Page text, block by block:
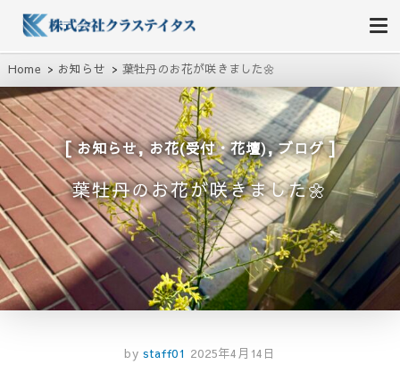
株式会社クラステイタス
地域のコミュニティーを大切にする企業
Home お知らせ 葉牡丹のお花が咲きました🌼
お知らせ,お花(受付・花壇),ブログ
葉牡丹のお花が咲きました🌼
by staff01 2025年4月14日